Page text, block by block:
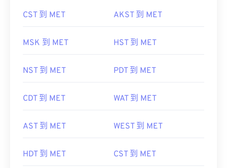
CST 到 MET AKST 到 MET
MSK 到 MET HST 到 MET
NST 到 MET PDT 到 MET
CDT 到 MET WAT 到 MET
AST 到 MET WEST 到 MET
HDT 到 MET CST 到 MET